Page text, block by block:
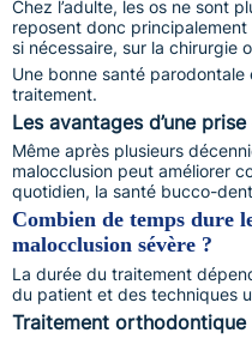
Chez l’adulte, les os ne sont
reposent donc
si nécessaire, sur la chirurgie
Une bonne santé
traitement.
Les avantages d’une
Même après plusieurs
malocclusion peut améliorer
quotidien, la santé bucco-
Combien de temps dure
malocclusion sévère ?
La durée du traitement
du patient et des techniques
Traitement orthodontique